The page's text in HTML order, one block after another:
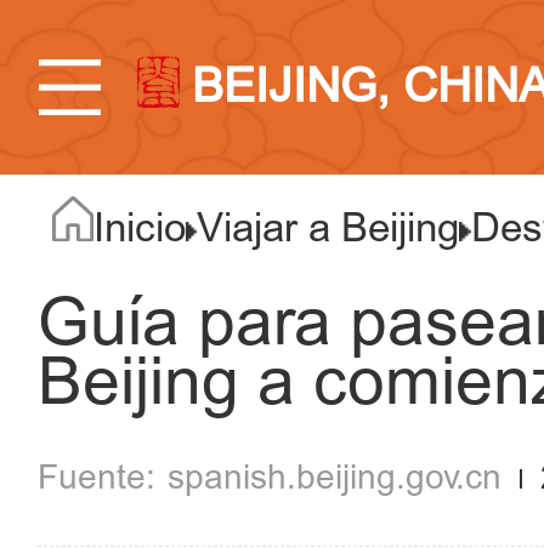
BEIJING,
Inicio Viajar a Beijing
Guía para
Beijing a
spanish.beijing.gov.cn